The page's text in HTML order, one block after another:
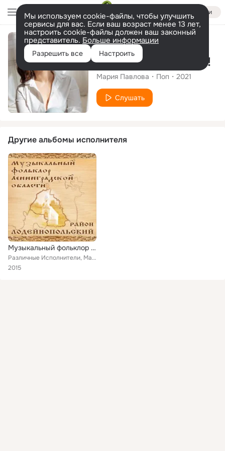
Войти
Мы используем cookie-файлы, чтобы улучшить
сервисы для вас. Если ваш возраст менее 13 лет,
настроить cookie-файлы должен ваш законный
представитель. Больше информации
Разрешить все Настроить
Сингл
Как можешь,свети!
Мария Павлова Поп 2021
Слушать
Другие альбомы исполнителя
Музыкальный фольклор Ленинградской области. Лодейнопольский район
Различные Исполнители, Мария Ларкина, Мария Павлова, Ольга Монова, Мария Дубаева, Вера Давыдова, Александра Макарова, Ирина Васи...
2015